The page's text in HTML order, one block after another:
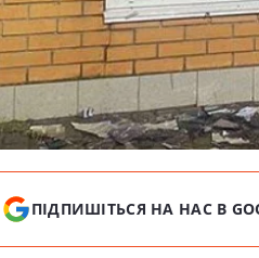
ПІДПИШІТЬСЯ НА НАС В